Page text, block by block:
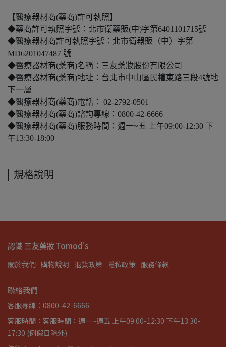
【醫療器材商(藥商)許可執照】
◆藥商許可執照字號：北市衛藥販(中)字第6401101715號
◆醫療器材商許可執照字號：北市衛器販（中）字第
MD6201047487 號
◆醫療器材商(藥商)名稱：三友藥妝股份有限公司
◆醫療器材商(藥商)地址：台北市中山區民權東路三段4號地
下一層
◆醫療器材商(藥商)電話： 02-2792-0501
◆醫療器材商(藥商)諮詢專線：0800-42-6666
◆醫療器材商(藥商)服務時間：週一~五 上午09:00-12:30 下
午13:30-18:00
規格說明
認識 三友藥妝 Tomod's
關於我們 購物說明 退貨政策 隱私政策 服務條款
聯絡我們
客服專線：0800-42-6666
客服時間：客服時間：週一~週五 上午09:00-12:30 下午13:30-
17:30 (例假日除外)